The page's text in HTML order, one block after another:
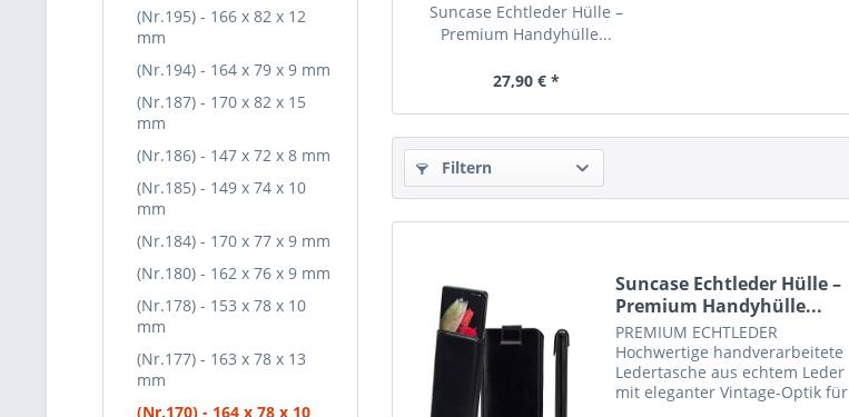
(Nr.195) - 166 x 82 x 12
mm
(Nr.194) - 164 x 79 x 9 mm
(Nr.187) - 170 x 82 x 15
mm
(Nr.186) - 147 x 72 x 8 mm
(Nr.185) - 149 x 74 x 10
mm
(Nr.184) - 170 x 77 x 9 mm
(Nr.180) - 162 x 76 x 9 mm
(Nr.178) - 153 x 78 x 10
mm
(Nr.177) - 163 x 78 x 13
mm
(Nr.170) - 164 x 78 x 10
Suncase Echtleder Hülle –
Premium Handyhülle...
27,90 € *
Filtern
Suncase Echtleder Hülle –
Premium Handyhülle...
PREMIUM ECHTLEDER
Hochwertige handverarbeitete
Ledertasche aus echtem Leder
mit eleganter Vintage-Optik für